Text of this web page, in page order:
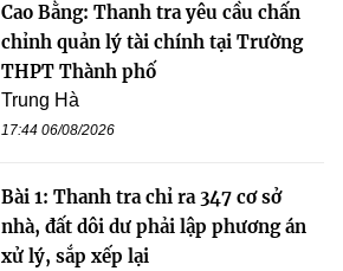
Cao Bằng: Thanh tra yêu cầu chấn
chỉnh quản lý tài chính tại Trường
THPT Thành phố
Trung Hà
17:44 06/08/2026
Bài 1: Thanh tra chỉ ra 347 cơ sở
nhà, đất dôi dư phải lập phương án
xử lý, sắp xếp lại